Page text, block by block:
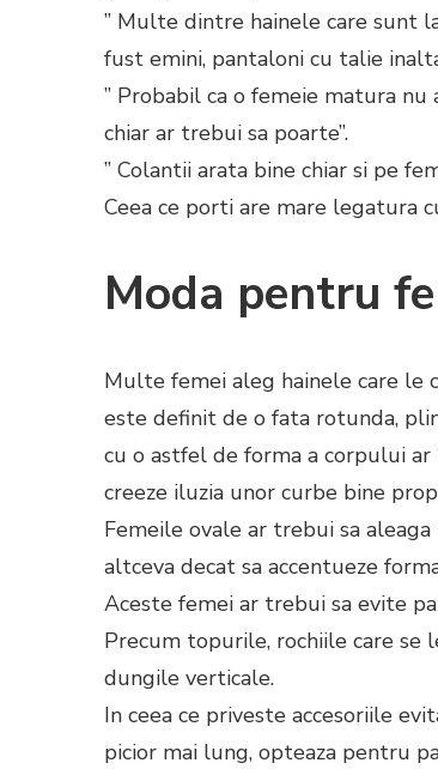
” Multe dintre hainele care sunt
fust emini, pantaloni cu talie
” Probabil ca o femeie matura
chiar ar trebui sa poarte”.
” Colantii arata bine chiar si pe
Ceea ce porti are mare legatura
Moda pentru
Multe femei aleg hainele care le
este definit de o fata rotunda,
cu o astfel de forma a corpului ar
creeze iluzia unor curbe bine
Femeile ovale ar trebui sa
altceva decat sa accentueze
Aceste femei ar trebui sa evite
Precum topurile, rochiile care se
dungile verticale.
In ceea ce priveste accesoriile
picior mai lung, opteaza pentru